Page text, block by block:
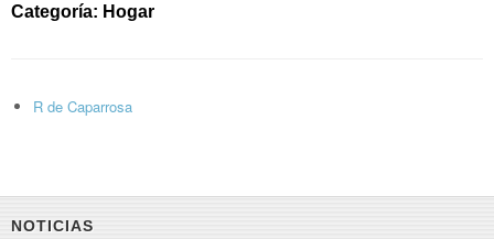
Categoría: Hogar
R de Caparrosa
NOTICIAS